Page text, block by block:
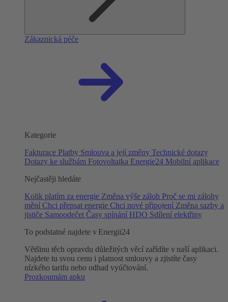
Zákaznická péče
Kategorie
Fakturace Platby Smlouva a její změny Technické dotazy
Dotazy ke službám Fotovoltaika Energie24 Mobilní aplikace
Nejčastěji hledáte
Kolik platím za energie Změna výše záloh Proč se mi zálohy
mění Chci přepsat energie Chci nové připojení Změna sazby a
jističe Samoodečet Časy spínání HDO Sdílení elektřiny
To podstatné najdete v Energii24
Většinu těch opravdu důležitých věcí zařídíte v naší aplikaci.
Najdete tu svou cenu i platnost smlouvy a zjistíte časy
nízkého tarifu nebo odhad vyúčtování.
Prozkoumám apku